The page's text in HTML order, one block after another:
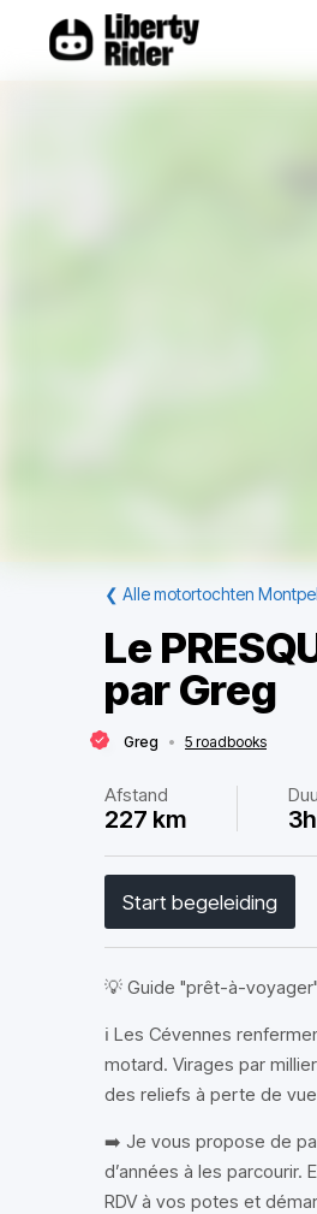
❮ Alle motortochten
Le
par Greg
Greg • 5 roadbooks
Afstand
227 km
Start begeleiding
💡 Guide "prêt-à-
ℹ️ Les Cévennes
motard. Virages par
des reliefs à perte de
➡️ Je vous propose de
d’années à les parcourir.
RDV à vos potes et